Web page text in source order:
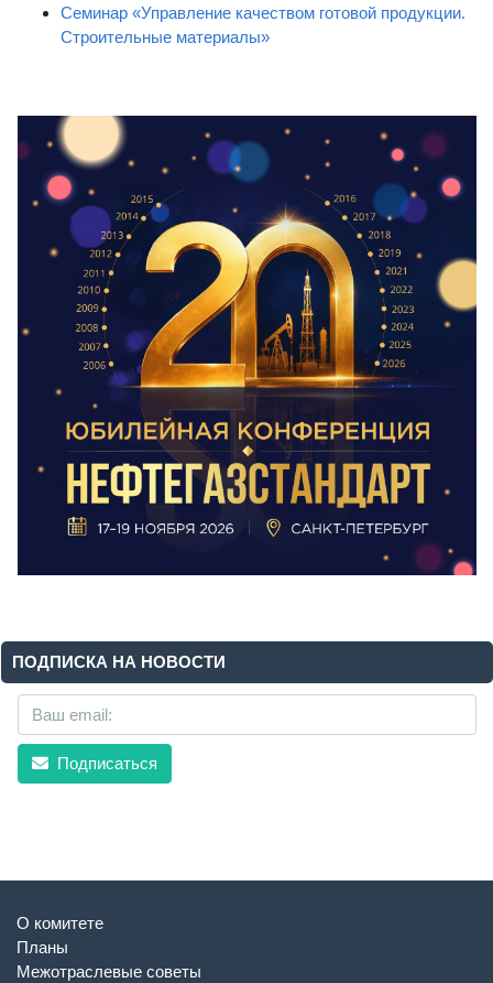
Семинар «Управление качеством готовой продукции.
Строительные материалы»
ПОДПИСКА НА НОВОСТИ
Подписаться
О комитете
Планы
Межотраслевые советы